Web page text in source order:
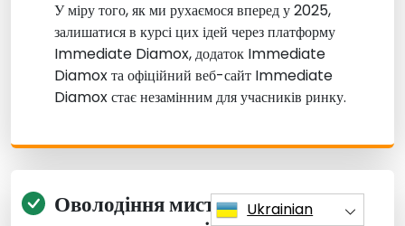
У міру того, як ми рухаємося вперед у 2025,
залишатися в курсі цих ідей через платформу
Immediate Diamox, додаток Immediate
Diamox та офіційний веб-сайт Immediate
Diamox стає незамінним для учасників ринку.
Оволодіння мистецтвомUkrainian